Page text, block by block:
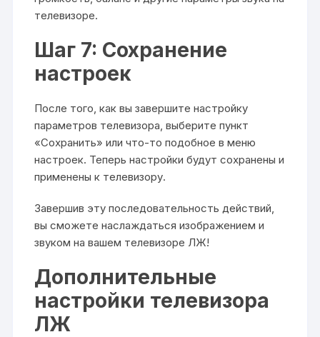
телевизоре.
Шаг 7: Сохранение
настроек
После того, как вы завершите настройку
параметров телевизора, выберите пункт
«Сохранить» или что-то подобное в меню
настроек. Теперь настройки будут сохранены и
применены к телевизору.
Завершив эту последовательность действий,
вы сможете наслаждаться изображением и
звуком на вашем телевизоре ЛЖ!
Дополнительные
настройки телевизора
ЛЖ